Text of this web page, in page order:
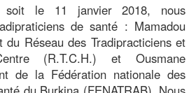
soit le 11 janvier 2018, nous
de santé : Mamadou
du Réseau des Tradipracticiens et
(R.T.C.H.) et Ousmane
de la Fédération nationale des